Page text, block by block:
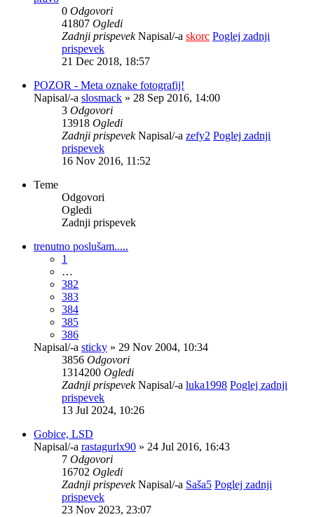
0 Odgovori
41807 Ogledi
Zadnji prispevekNapisal/-a skorc Poglej zadnji
prispevek
21 Dec 2018, 18:57
POZOR - Meta oznake fotografij!
Napisal/-a slosmack » 28 Sep 2016, 14:00
3 Odgovori
13918 Ogledi
Zadnji prispevekNapisal/-a zefy2 Poglej zadnji
prispevek
16 Nov 2016, 11:52
Teme
Odgovori
Ogledi
Zadnji prispevek
trenutno poslušam.....
1
…
382
383
384
385
386
Napisal/-a sticky » 29 Nov 2004, 10:34
3856 Odgovori
1314200 Ogledi
Zadnji prispevekNapisal/-a luka1998 Poglej zadnji
prispevek
13 Jul 2024, 10:26
Gobice, LSD
Napisal/-a rastagurlx90 » 24 Jul 2016, 16:43
7 Odgovori
16702 Ogledi
Zadnji prispevekNapisal/-a Saša5 Poglej zadnji
prispevek
23 Nov 2023, 23:07